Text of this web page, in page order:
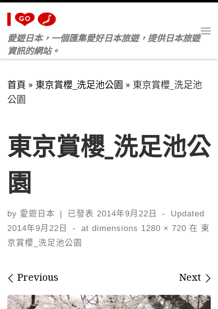
Skip to content
愛遊日本，一個匯集愛好日本旅遊，提供日本旅遊
資訊的網站。
首頁 » 東京賞櫻_洗足池公園 » 東京賞櫻_洗足池
公園
東京賞櫻_洗足池公
園
by 愛遊日本 | 已發表 2014年9月22日 -
Updated
2014年9月22日
- at dimensions 1280 × 720 在 東
京賞櫻_洗足池公園
Images navigation
Previous Next